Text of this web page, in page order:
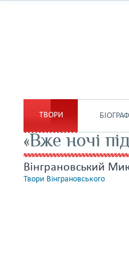
ТВОРИ
«Вже ночі
Вінграновський
Твори Вінграновського